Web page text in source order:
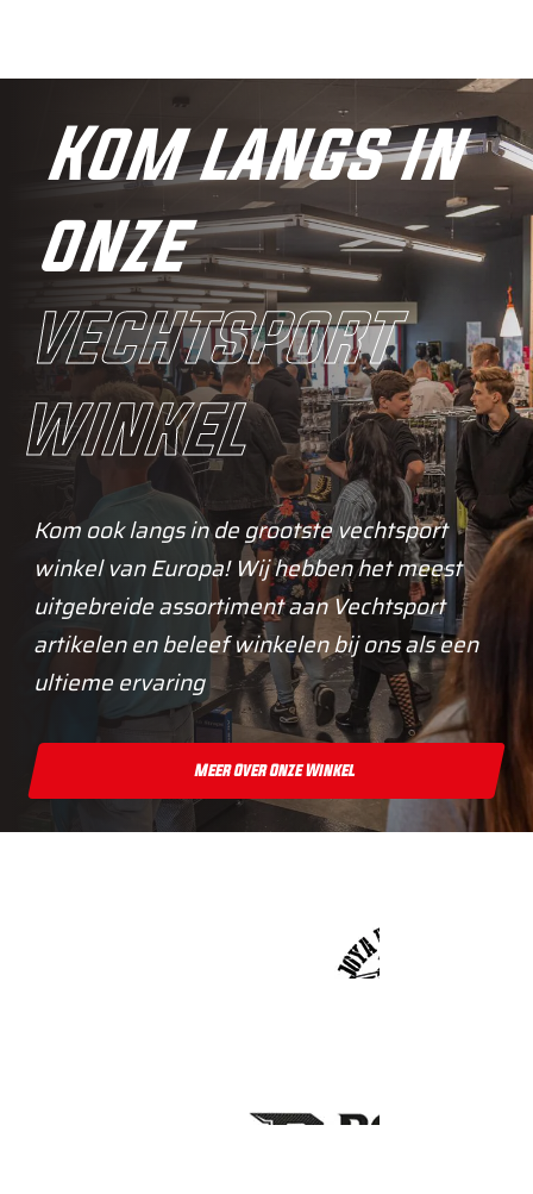
Kom langs in
onze
vechtsport
winkel
Kom ook langs in de grootste vechtsport
winkel van Europa! Wij hebben het meest
uitgebreide assortiment aan Vechtsport
artikelen en beleef winkelen bij ons als een
ultieme ervaring
Meer Over Onze Winkel